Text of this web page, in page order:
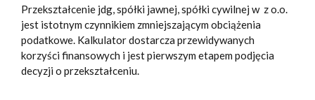
Przekształcenie jdg, spółki jawnej, spółki cywilnej w z o.o.
jest istotnym czynnikiem zmniejszającym obciążenia
podatkowe. Kalkulator dostarcza przewidywanych
korzyści finansowych i jest pierwszym etapem podjęcia
decyzji o przekształceniu.